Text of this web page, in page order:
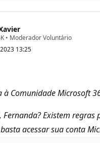
P
n
e
r
p
u
t
• Moderador Voluntário
13:25
à Comunidade Microsoft
Fernanda? Existem
acessar sua conta